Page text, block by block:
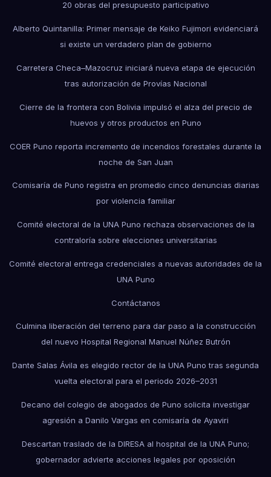
20 obras del presupuesto participativo
Alberto Quintanilla: Primer mensaje de Keiko Fujimori evidenciará
si existe un verdadero plan de gobierno
Carretera Checa–Mazocruz iniciará nueva etapa de ejecución
tras autorización de Provías Nacional
Cierre de la frontera con Bolivia impulsó el alza del precio de
huevos y otros productos en Puno
COER Puno reporta incremento de incendios forestales durante la
noche de San Juan
Comisaría de Puno registra en promedio cinco denuncias diarias
por violencia familiar
Comité electoral de la UNA Puno rechaza observaciones de la
contraloría sobre elecciones universitarias
Comité electoral entrega credenciales a nuevas autoridades de la
UNA Puno
Contáctanos
Culmina liberación del terreno para dar paso a la construcción
del nuevo Hospital Regional Manuel Núñez Butrón
Dante Salas Ávila es elegido rector de la UNA Puno tras segunda
vuelta electoral para el periodo 2026–2031
Decano del colegio de abogados de Puno solicita investigar
agresión a Danilo Vargas en comisaría de Ayaviri
Descartan traslado de la DIRESA al hospital de la UNA Puno;
gobernador advierte acciones legales por oposición